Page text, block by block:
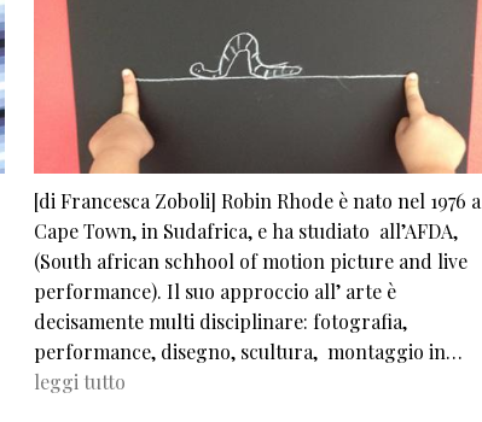
[di Francesca Zoboli] Robin Rhode è nato nel 1976 a
Cape Town, in Sudafrica, e ha studiato all’AFDA,
(South african schhool of motion picture and live
performance). Il suo approccio all’ arte è
decisamente multi disciplinare: fotografia,
performance, disegno, scultura, montaggio in…
leggi tutto